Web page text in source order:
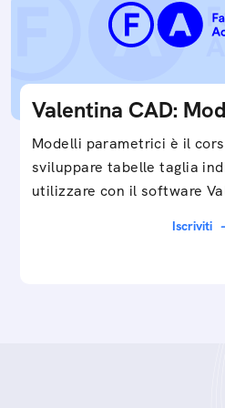
Valentina CAD:
Modelli parametrici è il
sviluppare tabelle taglia
utilizzare con il software
Iscriviti